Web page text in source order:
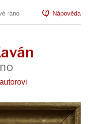
ráno contact_support Nápověda